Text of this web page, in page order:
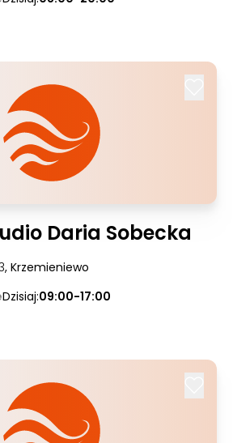
Daria Sobecka
, Krzemieniewo
Dzisiaj:09:00-17:00